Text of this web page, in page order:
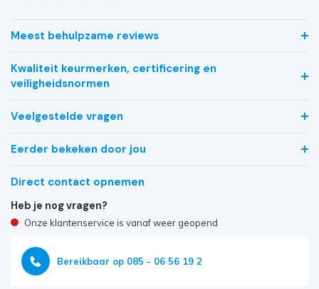
Meest behulpzame reviews
Kwaliteit keurmerken, certificering en
veiligheidsnormen
Veelgestelde vragen
Eerder bekeken door jou
Direct contact opnemen
Heb je nog vragen?
Onze klantenservice is vanaf weer geopend
Bereikbaar op 085 - 06 56 19 2